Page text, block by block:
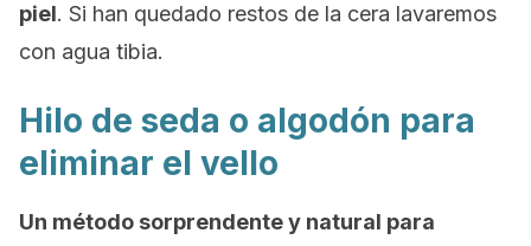
piel. Si han quedado restos de la cera lavaremos
con agua tibia.
Hilo de seda o algodón para
eliminar el vello
Un método sorprendente y natural para